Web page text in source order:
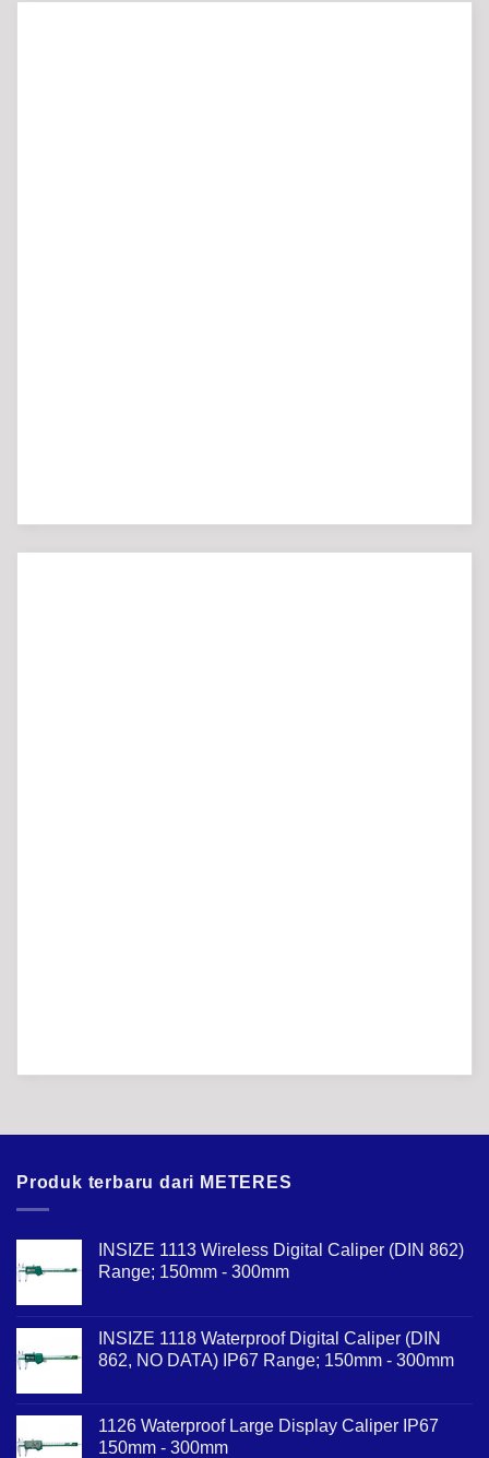
Produk terbaru dari METERES
INSIZE 1113 Wireless Digital Caliper (DIN 862)
Range; 150mm - 300mm
INSIZE 1118 Waterproof Digital Caliper (DIN
862, NO DATA) IP67 Range; 150mm - 300mm
1126 Waterproof Large Display Caliper IP67
150mm - 300mm